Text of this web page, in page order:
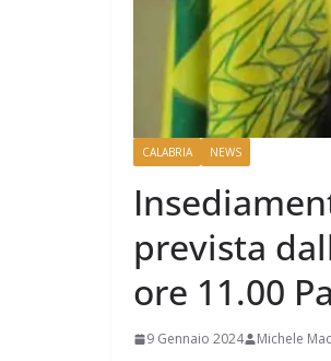
CALABRIA NEWS
prevista
ore 11.00
9 Gennaio 2024 Michele